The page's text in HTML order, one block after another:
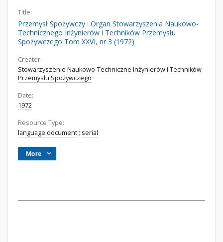
Title:
Przemysł Spożywczy : Organ Stowarzyszenia Naukowo-
Technicznego Inżynierów i Techników Przemysłu
Spożywczego Tom XXVI, nr 3 (1972)
Creator:
Stowarzyszenie Naukowo-Techniczne Inżynierów i Techników
Przemysłu Spożywczego
Date:
1972
Resource Type:
language document ; serial
More